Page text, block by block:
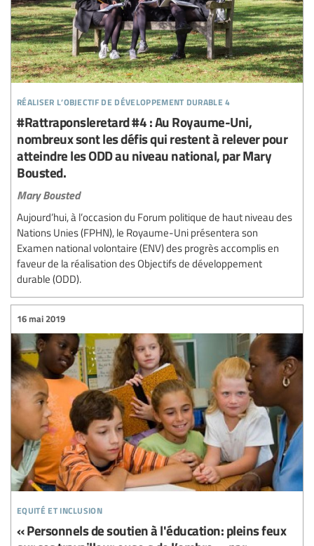
réaliser l’objectif de développement durable 4
#Rattraponsleretard #4 : Au Royaume-Uni,
nombreux sont les défis qui restent à relever pour
atteindre les ODD au niveau national, par Mary
Bousted.
Mary Bousted
Aujourd’hui, à l’occasion du Forum politique de haut niveau des
Nations Unies (FPHN), le Royaume-Uni présentera son
Examen national volontaire (ENV) des progrès accomplis en
faveur de la réalisation des Objectifs de développement
durable (ODD).
equité et inclusion
16 mai 2019
« Personnels de soutien à l'éducation: pleins feux